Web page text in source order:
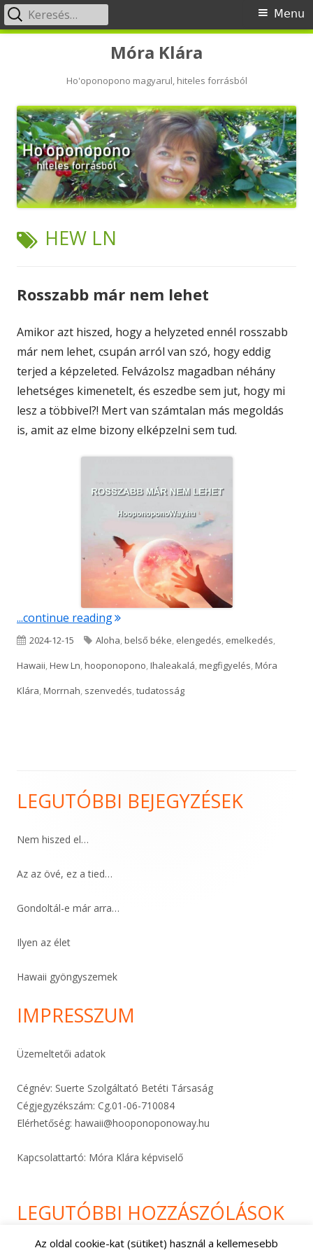
Móra Klára
Ho'oponopono magyarul, hiteles forrásból
Primary
Menu
Keresés:
TAG:
HEW LN
Rosszabb már nem lehet
Amikor azt hiszed, hogy a helyzeted ennél rosszabb
már nem lehet, csupán arról van szó, hogy eddig
terjed a képzeleted. Felvázolsz magadban néhány
lehetséges kimenetelt, és eszedbe sem jut, hogy mi
lesz a többivel?! Mert van számtalan más megoldás
is, amit az elme bizony elképzelni sem tud.
...continue reading"Rosszabb már nem lehet"
Published
on
2024-12-15 Tags
Aloha,belső béke, elengedés, emelkedés,
Hawaii,Hew Ln,hooponopono,Ihaleakalá,megfigyelés,Móra
Klára,Morrnah, szenvedés,tudatosság
Main
Sidebar
LEGUTÓBBI BEJEGYZÉSEK
Nem hiszed el…
Az az övé, ez a tied…
Gondoltál-e már arra…
Ilyen az élet
Hawaii gyöngyszemek
IMPRESSZUM
Üzemeltetői adatok
Cégnév: Suerte Szolgáltató Betéti Társaság
Cégjegyzékszám: Cg.01-06-710084
Elérhetőség: hawaii@hooponoponoway.hu
Kapcsolattartó: Móra Klára képviselő
LEGUTÓBBI HOZZÁSZÓLÁSOK
Az oldal cookie-kat (sütiket) használ a kellemesebb